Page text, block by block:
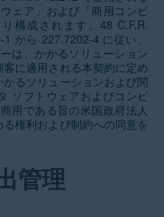
ェア」および「商用コンピ
構成されます。48 C.F.R.
から 227.7202-4 に従い、
は、かかるソリューション
に適用される本契約に定め
るソリューションおよび関
ソフトウェアおよびコンピ
用である旨の米国政府法人
権利および制約への同意を
管理